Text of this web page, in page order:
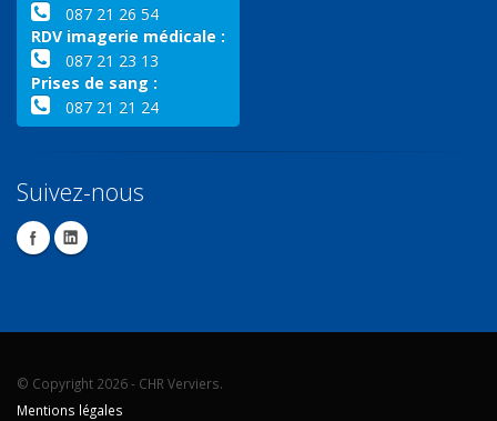
087 21 26 54
RDV imagerie médicale :
087 21 23 13
Prises de sang :
087 21 21 24
Suivez-nous
© Copyright 2026 - CHR Verviers.
Mentions légales